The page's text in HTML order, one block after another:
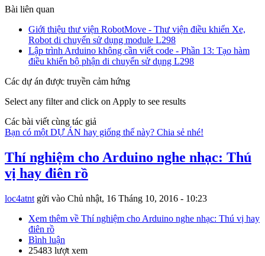
Bài liên quan
Giới thiệu thư viện RobotMove - Thư viện điều khiển Xe,
Robot di chuyển sử dụng module L298
Lập trình Arduino không cần viết code - Phần 13: Tạo hàm
điều khiển bộ phận di chuyển sử dụng L298
Các dự án được truyền cảm hứng
Select any filter and click on Apply to see results
Các bài viết cùng tác giả
Bạn có một DỰ ÁN hay giống thế này? Chia sẻ nhé!
Thí nghiệm cho Arduino nghe nhạc: Thú
vị hay điên rồ
loc4atnt gửi vào Chủ nhật, 16 Tháng 10, 2016 - 10:23
Xem thêm về Thí nghiệm cho Arduino nghe nhạc: Thú vị hay
điên rồ
Bình luận
25483 lượt xem